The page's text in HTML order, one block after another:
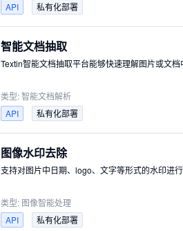
API
私有化部署
智能文档抽取
Textin智能文档抽取平台能够快速理解图片或文
类型:智能文档解析
API
私有化部署
图像水印去除
支持对图片中日期、logo、文字等形式的水印进
类型: 图像智能处理
API
私有化部署